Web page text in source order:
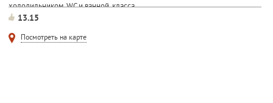
холодильником, WC и ванной, класса...
13.15
Посмотреть на карте